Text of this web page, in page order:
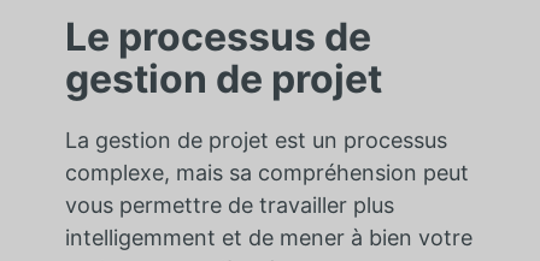
Le processus de
gestion de projet
La gestion de projet est un processus
complexe, mais sa compréhension peut
vous permettre de travailler plus
intelligemment et de mener à bien votre